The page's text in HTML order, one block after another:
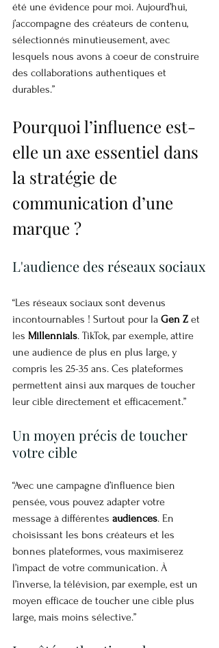
été une évidence pour moi. Aujourd’hui,
j’accompagne des créateurs de contenu,
sélectionnés minutieusement, avec
lesquels nous avons à coeur de construire
des collaborations authentiques et
durables.”
Pourquoi l’influence est-
elle un axe essentiel dans
la stratégie de
communication d’une
marque ?
L'audience des réseaux sociaux
“Les réseaux sociaux sont devenus
incontournables ! Surtout pour la Gen Z et
les Millennials. TikTok, par exemple, attire
une audience de plus en plus large, y
compris les 25-35 ans. Ces plateformes
permettent ainsi aux marques de toucher
leur cible directement et efficacement.”
Un moyen précis de toucher
votre cible
“Avec une campagne d’influence bien
pensée, vous pouvez adapter votre
message à différentes audiences. En
choisissant les bons créateurs et les
bonnes plateformes, vous maximiserez
l’impact de votre communication. À
l’inverse, la télévision, par exemple, est un
moyen efficace de toucher une cible plus
large, mais moins sélective.”